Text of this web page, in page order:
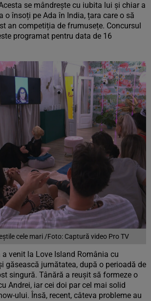
se mândrește cu iubita lui și chiar a
o însoți pe Ada în India, țara care o să
an competiția de frumusețe. Concursul
programat pentru data de 16
cele mari /Foto: Captură video Pro TV
a venit la Love Island România cu
găsească jumătatea, după o perioadă de
singură. Tânără a reușit să formeze o
Andrei, iar cei doi par cel mai solid
ului. Însă, recent, câteva probleme au